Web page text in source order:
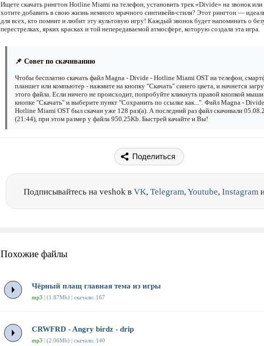
Ищете скачать рингтон Hotline Miami на телефон, установить трек «Divide» на звонок или
хотите добавить в свою жизнь немного мрачного синтивейв-стиля? Этот рингтон —
для всех, кто помнит и любит эту культовую игру! Каждый звонок будет напоминать о
перестрелках, ярких красках и той непередаваемой атмосфере, которую создала эта игра.
📌 Совет по скачиванию
Чтобы бесплатно скачать файл Magna - Divide - Hotline Miami OST на телефон,
планшет или компьютер - нажмите на кнопку "Скачать" синего цвета, и начнется
этого файла. Если ничего не происходит, попробуйте кликнуть правой кнопкой
кнопке "Скачать" и выберите пункт "Сохранить по ссылке как...". Файл Magna -
Hotline Miami OST был скачан уже 128 раз(а). А последний раз файл скачивали
(21:44), при этом размер у файла 950.25Kb. Быстрей качайте и Вы!
Поделиться
Подписывайтесь на veshok в VK, Telegram,Youtube, Instagram
Похожие файлы
Чёрный плащ главная тема из игры
mp3 | (1.87Mb) | скачали: 167
CRWFRD - Angry birdz - drip
mp3 | (2.06Mb) | скачали: 140